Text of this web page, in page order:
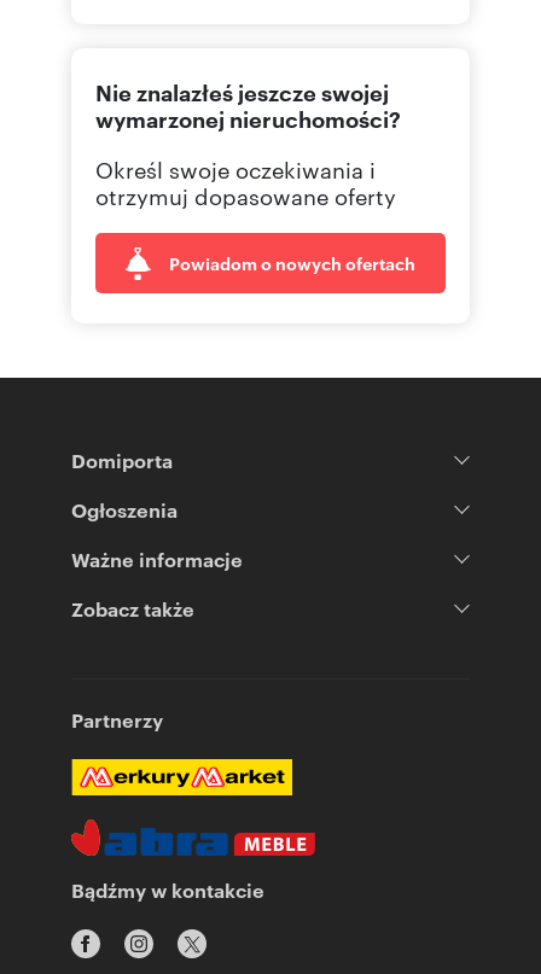
814581 Pokaż telefon
Nie znalazłeś jeszcze swojej
wymarzonej nieruchomości?
Określ swoje oczekiwania i
otrzymuj dopasowane oferty
Powiadom o nowych ofertach
Domiporta
Ogłoszenia
Ważne informacje
Zobacz także
Partnerzy
Bądźmy w kontakcie